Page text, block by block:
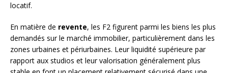
locatif.
En matière de revente, les F2 figurent parmi les biens les plus
demandés sur le marché immobilier, particulièrement dans les
zones urbaines et périurbaines. Leur liquidité supérieure par
rapport aux studios et leur valorisation généralement plus